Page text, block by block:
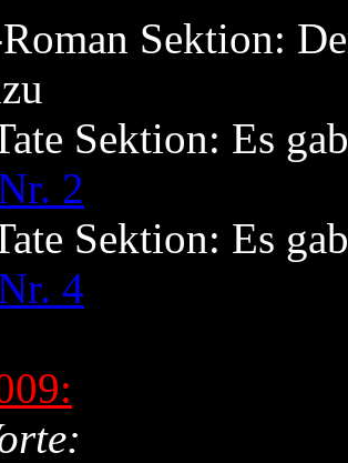
Sektion:
Sektion: Es
2
Sektion: Es
4